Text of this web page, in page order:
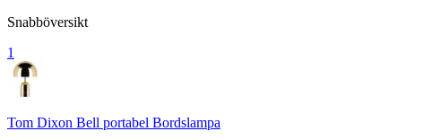
Snabböversikt
1
Tom Dixon Bell portabel Bordslampa